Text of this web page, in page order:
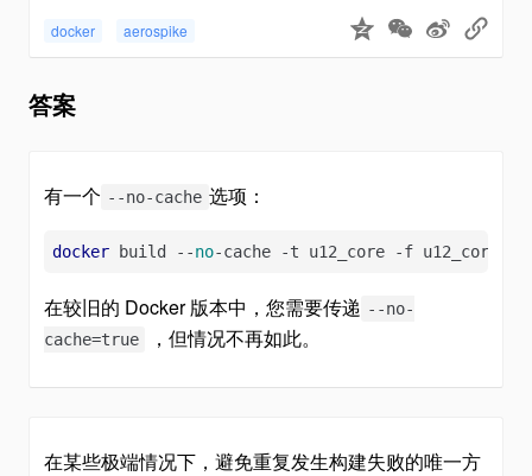
docker aerospike
答案
有一个 --no-cache 选项：
docker build --no-cache -t u12_core -f u12_core .
在较旧的 Docker 版本中，您需要传递 --no-
cache=true
，但情况不再如此。
在某些极端情况下，避免重复发生构建失败的唯一方